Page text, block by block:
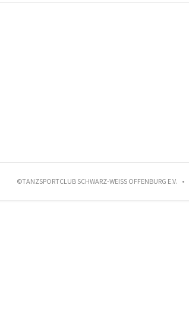
©TANZSPORTCLUB SCHWARZ-WEISS OFFENBURG E.V.